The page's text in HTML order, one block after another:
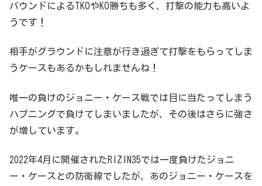
パウンドによるTKOやKO勝ちも多く、打撃の能力も高いよ
うです！
相手がグラウンドに注意が行き過ぎて打撃をもらってしま
うケースもあるかもしれませんね！
唯一の負けのジョニー・ケース戦では目に当たってしまう
ハプニングで負けてしまいましたが、その後はさらに強さ
が増しています。
2022年4月に開催されたRIZIN35では一度負けたジョニ
ー・ケースとの防衛線でしたが、あのジョニー・ケースを